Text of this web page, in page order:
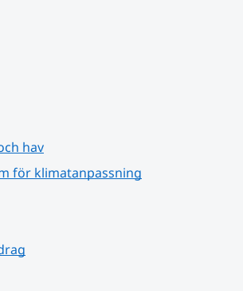
hav
för klimatanpassning